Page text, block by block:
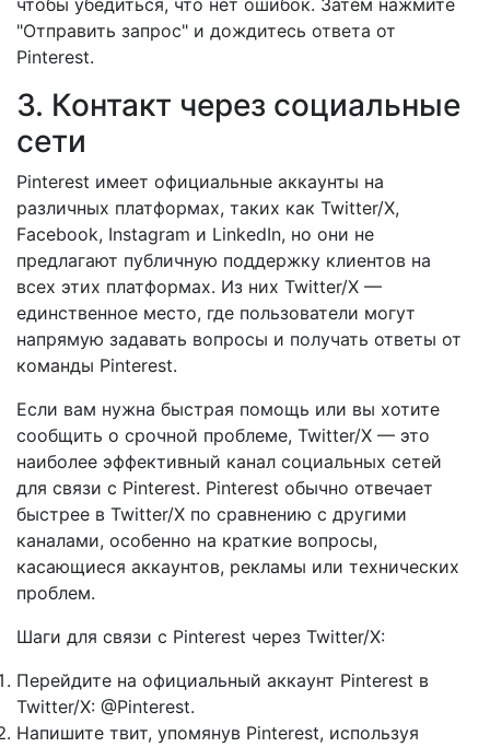
чтобы убедиться, что нет ошибок. Затем нажмите
"Отправить запрос" и дождитесь ответа от
Pinterest.
3. Контакт через социальные
сети
Pinterest имеет официальные аккаунты на
различных платформах, таких как Twitter/X,
Facebook, Instagram и LinkedIn, но они не
предлагают публичную поддержку клиентов на
всех этих платформах. Из них Twitter/X —
единственное место, где пользователи могут
напрямую задавать вопросы и получать ответы от
команды Pinterest.
Если вам нужна быстрая помощь или вы хотите
сообщить о срочной проблеме, Twitter/X — это
наиболее эффективный канал социальных сетей
для связи с Pinterest. Pinterest обычно отвечает
быстрее в Twitter/X по сравнению с другими
каналами, особенно на краткие вопросы,
касающиеся аккаунтов, рекламы или технических
проблем.
Шаги для связи с Pinterest через Twitter/X:
Перейдите на официальный аккаунт Pinterest в
Twitter/X: @Pinterest.
Напишите твит, упомянув Pinterest, используя